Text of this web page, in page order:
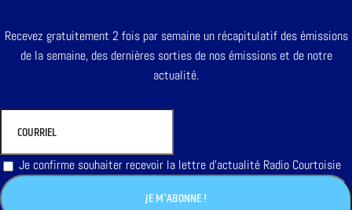
Recevez gratuitement 2 fois par semaine un récapitulatif des émissions
de la semaine, des dernières sorties de nos émissions et de notre
actualité.
Je confirme souhaiter recevoir la lettre d'actualité Radio Courtoisie